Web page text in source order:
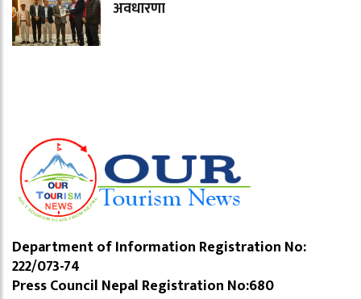
अवधारणा
Department of Information Registration No:
222/073-74
Press Council Nepal Registration No:680